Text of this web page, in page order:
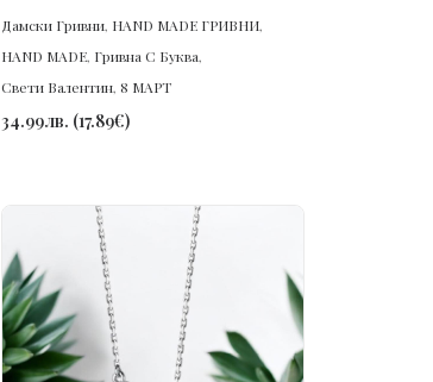
Дамски Гривни, HAND MADE ГРИВНИ,
HAND MADE, Гривна С Буква,
Свети Валентин, 8 МАРТ
34.99лв. (17.89€)